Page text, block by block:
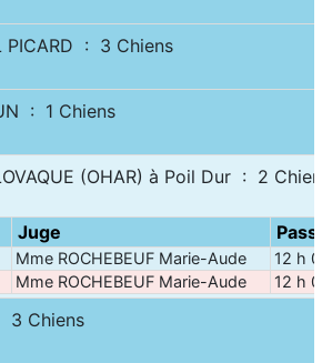
PICARD : 3 Chiens
: 1 Chiens
(OHAR) à Poil Dur : 2 Chiens
Juge
Mme ROCHEBEUF Marie-Aude
12 h 00
Mme ROCHEBEUF Marie-Aude 12 h 05
3 Chiens